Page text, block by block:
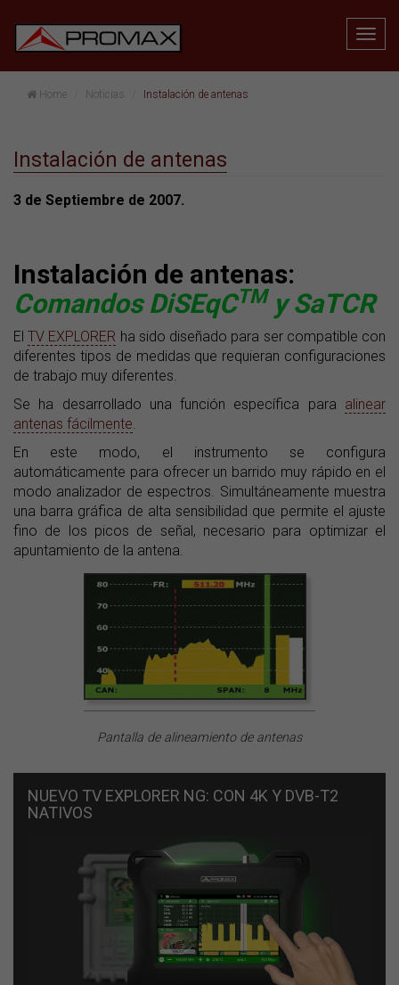
Home Noticias Instalación de antenas
Instalación de antenas
3 de Septiembre de 2007.
Instalación de antenas:
Comandos DiSEqCTMy SaTCR
ElTV EXPLORER ha sido diseñado para ser compatible con
diferentes tipos de medidas que requieran configuraciones
de trabajo muy diferentes.
Se ha desarrollado una función específica para alinear
antenas fácilmente.
En este modo, el instrumento se configura
automáticamente para ofrecer un barrido muy rápido en el
modo analizador de espectros. Simultáneamente muestra
una barra gráfica de alta sensibilidad que permite el ajuste
fino de los picos de señal, necesario para optimizar el
apuntamiento de la antena.
Pantalla de alineamiento de antenas
NUEVO TV EXPLORER NG: CON 4K Y DVB-T2
NATIVOS